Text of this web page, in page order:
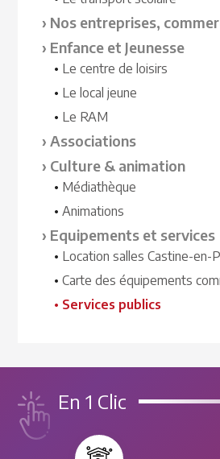
Nos entreprises,
Enfance et Jeunesse
Le centre de loisirs
Le local jeune
Le RAM
Associations
Culture & animation
Médiathèque
Animations
Equipements et services
Location salles Castine-en-
Carte des équipements
Services publics
En 1 Clic